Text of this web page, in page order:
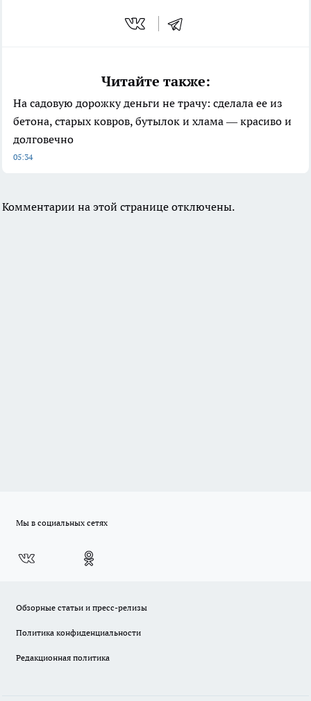
Читайте также:
На садовую дорожку деньги не трачу: сделала ее из
бетона, старых ковров, бутылок и хлама — красиво и
долговечно
05:34
Комментарии на этой странице отключены.
Мы в социальных сетях
Обзорные статьи и пресс-релизы
Политика конфиденциальности
Редакционная политика